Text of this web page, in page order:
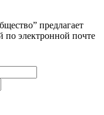
предлагает
по электронной почте